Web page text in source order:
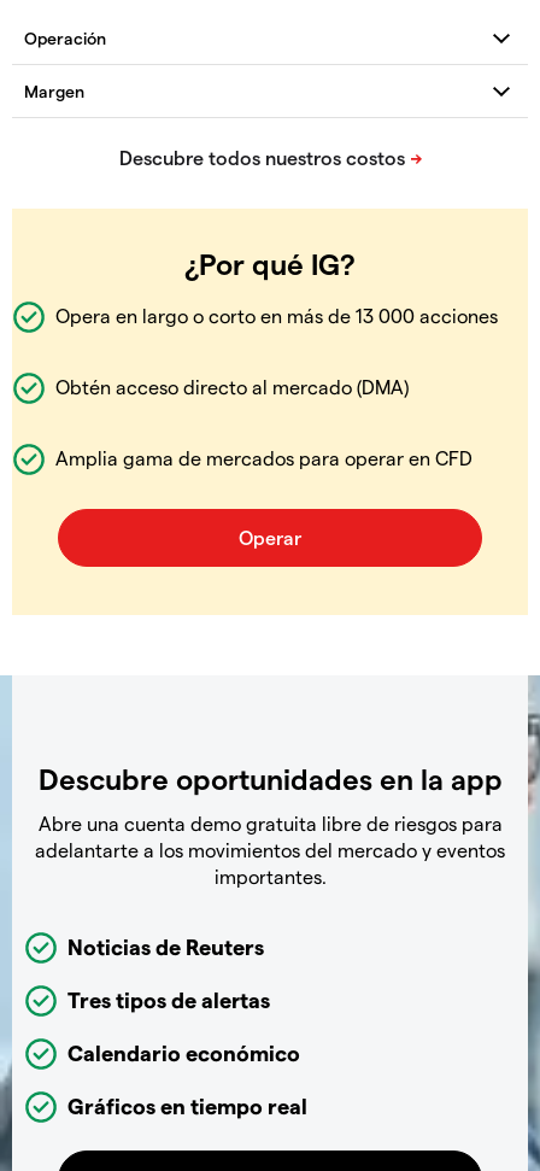
¿Por qué IG?
Opera en largo o corto en más de 13 000 acciones
Obtén acceso directo al mercado (DMA)
Amplia gama de mercados para operar en CFD
Descubre oportunidades en la app
Abre una cuenta demo gratuita libre de riesgos para
adelantarte a los movimientos del mercado y eventos
importantes.
Noticias de Reuters
Tres tipos de alertas
Calendario económico
Gráficos en tiempo real